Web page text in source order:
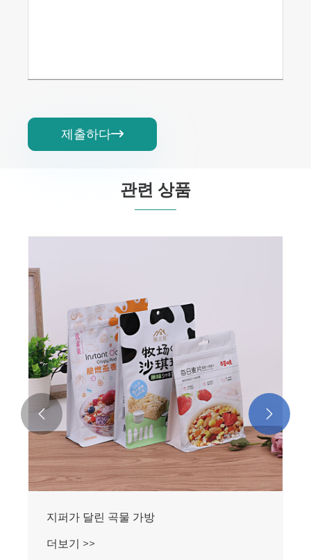
제출하다
관련 상품
그레인 플랫 바텀 백
더보기 >>
 